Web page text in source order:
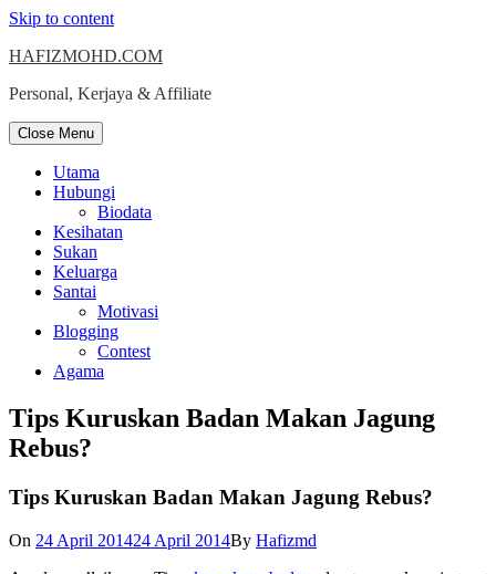
Skip to content
HAFIZMOHD.COM
Personal, Kerjaya & Affiliate
Close Menu
Utama
Hubungi
Biodata
Kesihatan
Sukan
Keluarga
Santai
Motivasi
Blogging
Contest
Agama
Tips Kuruskan Badan Makan Jagung
Rebus?
Tips Kuruskan Badan Makan Jagung Rebus?
On 24 April 201424 April 2014By Hafizmd